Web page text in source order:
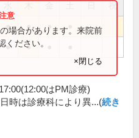
祝
● ● ●
● ●
場合があります。来院前
ください。
×閉じる
はPM診療)
時は診療科により異...(続き